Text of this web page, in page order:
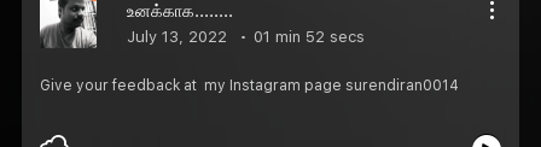
உனக்காக........
July 13, 2022 01 min 52 secs
Give your feedback at my Instagram page surendiran0014